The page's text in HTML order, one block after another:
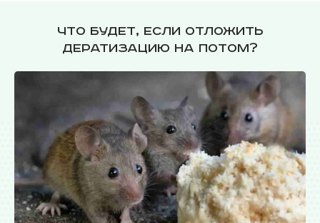
Что будет, если отложить
дератизацию на потом?